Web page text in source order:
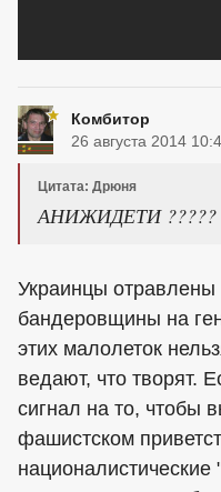
Комбитор
26 августа 2014
Цитата: Дрюня
АНИЖИДЕТИ ?????
Украинцы
бандеровщины на
этих малолеток
ведают, что творят.
сигнал на то, чтобы
фашистском
националистические